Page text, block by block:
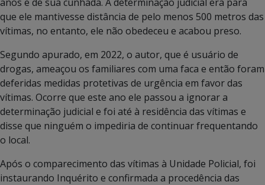
que ele mantivesse distância de pelo menos 500 metros das
vítimas, no entanto, ele não obedeceu e acabou preso.
Segundo apurado, em 2022, o autor, que é usuário de
drogas, ameaçou os familiares com uma faca e então foram
deferidas medidas protetivas de urgência em favor das
vítimas. Ocorre que este ano ele passou a ignorar a
determinação judicial e foi até à residência das vítimas e
disse que ninguém o impediria de continuar frequentando
o local.
Após o comparecimento das vítimas à Unidade Policial, foi
instaurando Inquérito e confirmada a procedência das